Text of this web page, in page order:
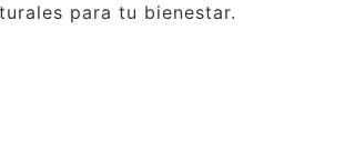
para tu bienestar.